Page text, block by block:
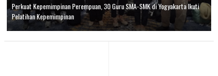
Perkuat Kepemimpinan Perempuan, 30 Guru SMA-SMK di Yogyakarta Ikuti
Pelatihan Kepemimpinan